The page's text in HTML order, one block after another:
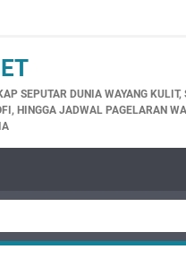
SEPUTAR DUNIA WAYANG KULIT,
HINGGA JADWAL PAGELARAN